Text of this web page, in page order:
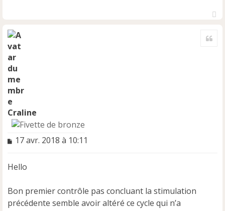
Craline
M
s
g
e
n
17 avr. 2018 à 10:11
Hello
Bon premier contrôle pas concluant la stimulation
précédente semble avoir altéré ce cycle qui n’a